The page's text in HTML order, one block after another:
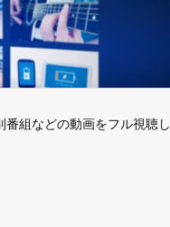
番組などの動画をフル視聴し